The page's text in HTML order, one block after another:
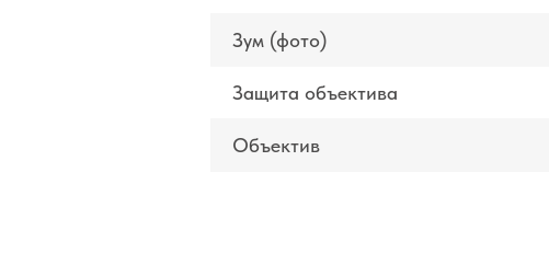
Зум (фото)
Защита объектива
Объектив